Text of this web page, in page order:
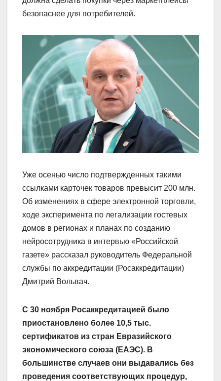
безопаснее для потребителей.
Уже осенью число подтвержденных такими
ссылками карточек товаров превысит 200 млн.
Об изменениях в сфере электронной торговли,
ходе эксперимента по легализации гостевых
домов в регионах и планах по созданию
нейросотрудника в интервью «Российской
газете» рассказал руководитель Федеральной
службы по аккредитации (Росаккредитации)
Дмитрий Вольвач.
С 30 ноября Росаккредитацией было
приостановлено более 10,5 тыс.
сертификатов из стран Евразийского
экономического союза (ЕАЭС). В
большинстве случаев они выдавались без
проведения соответствующих процедур,